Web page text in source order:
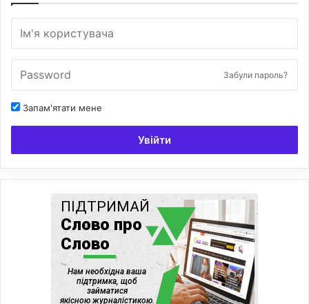
Забули пароль?
Запам'ятати мене
Увійти